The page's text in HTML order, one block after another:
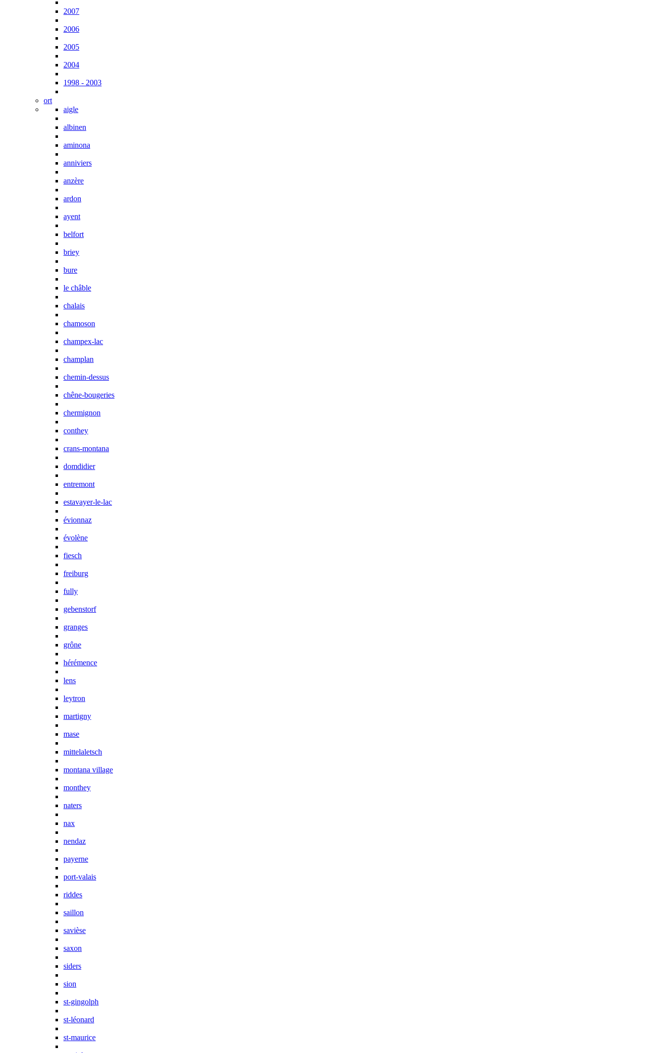
2007
2006
2005
2004
1998 - 2003
ort
aigle
albinen
aminona
anniviers
anzère
ardon
ayent
belfort
briey
bure
le châble
chalais
chamoson
champex-lac
champlan
chemin-dessus
chêne-bougeries
chermignon
conthey
crans-montana
domdidier
entremont
estavayer-le-lac
évionnaz
évolène
fiesch
freiburg
fully
gebenstorf
granges
grône
hérémence
lens
leytron
martigny
mase
mittelaletsch
montana village
monthey
naters
nax
nendaz
payerne
port-valais
riddes
saillon
savièse
saxon
siders
sion
st-gingolph
st-léonard
st-maurice